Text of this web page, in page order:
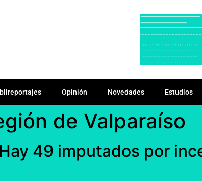
Opinión Novedades Estudios
de Valparaíso
49 imputados por